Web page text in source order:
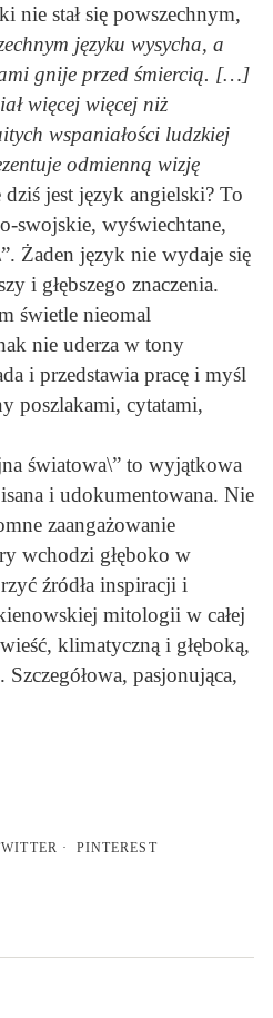
nie stał się powszechnym,
języku wysycha, a
gnije przed śmiercią. […]
więcej więcej niż
wspaniałości ludzkiej
odmienną wizję
jest język angielski? To
swojskie, wyświechtane,
Żaden język nie wydaje się
i głębszego znaczenia.
świetle nieomal
nie uderza w tony
i przedstawia pracę i myśl
poszlakami, cytatami,
światowa\” to wyjątkowa
i udokumentowana. Nie
zaangażowanie
wchodzi głęboko w
źródła inspiracji i
mitologii w całej
klimatyczną i głęboką,
pasjonująca,
PINTEREST